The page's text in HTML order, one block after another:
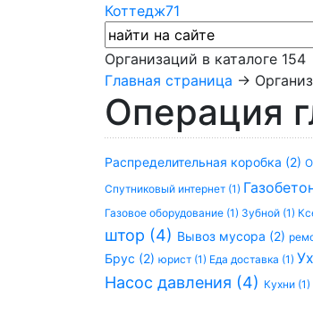
Коттедж71
Организаций в каталоге 154
Главная страница →
Операция
Распределительная коробка (2)
Спутниковый интернет (1)
Газовое оборудование (1) Зубной (1)
штор (4) Вывоз мусора (2)
Брус (2) юрист (1) Еда доставка (1)
Насос давления (4) Кухни (1)